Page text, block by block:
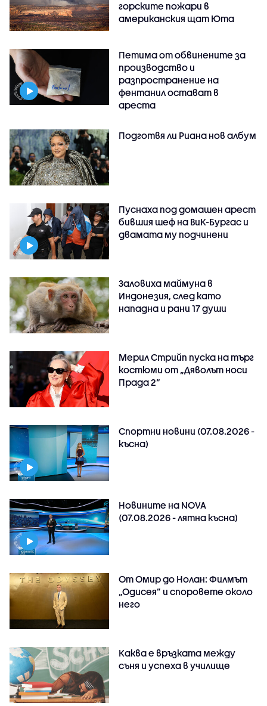
горските пожари в
американския щат Юта
Петима от обвинените за
производство и
разпространение на
фентанил остават в
ареста
Подготвя ли Риана нов албум
Пуснаха под домашен арест
бившия шеф на ВиК-Бургас и
двамата му подчинени
Заловиха маймуна в
Индонезия, след като
нападна и рани 17 души
Мерил Стрийп пуска на търг
костюми от „Дяволът носи
Прада 2“
Спортни новини (07.08.2026 -
късна)
Новините на NOVA
(07.08.2026 - лятна късна)
От Омир до Нолан: Филмът
„Одисея” и споровете около
него
Каква е връзката между
съня и успеха в училище